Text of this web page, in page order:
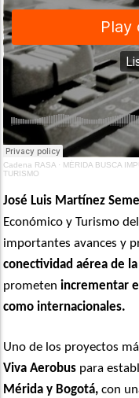
Cadena RASA · MÉRIDA BUSCA
TURISMO
José Luis Martínez
Económico y Turismo
importantes avances y
conectividad aérea de
prometen incrementar
como internacionales.
Uno de los proyectos
Viva Aerobus para
Mérida y Bogotá, con